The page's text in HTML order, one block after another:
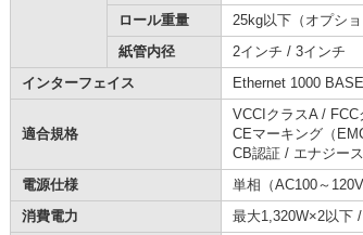
ロール重量
25kg以下（オプシ
紙管内径
2インチ / 3インチ
インターフェイス
Ethernet 1000
適合規格
VCCIクラスA /
CEマーキング（
CB認証 / エナジー
電源仕様
単相（AC100～
消費電力
最大1,320W×2以下